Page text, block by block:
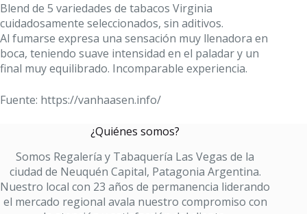
Blend de 5 variedades de tabacos Virginia
cuidadosamente seleccionados, sin aditivos.
Al fumarse expresa una sensación muy llenadora en
boca, teniendo suave intensidad en el paladar y un
final muy equilibrado. Incomparable experiencia.
Fuente: https://vanhaasen.info/
¿Quiénes somos?
Somos Regalería y Tabaquería Las Vegas de la
ciudad de Neuquén Capital, Patagonia Argentina.
Nuestro local con 23 años de permanencia liderando
el mercado regional avala nuestro compromiso con